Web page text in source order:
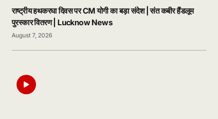
राष्ट्रीय हथकरघा दिवस पर CM योगी का बड़ा संदेश | संत कबीर हैंडलूम
पुरस्कार वितरण | Lucknow News
August 7, 2026